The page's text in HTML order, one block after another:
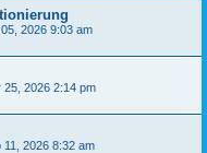
2026 9:03 am
25, 2026 2:14 pm
11, 2026 8:32 am